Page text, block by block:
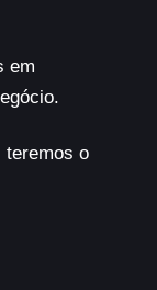
em
teremos o